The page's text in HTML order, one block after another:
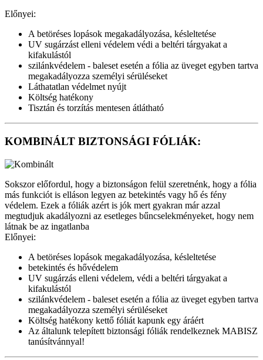
Előnyei:
A betöréses lopások megakadályozása, késleltetése
UV sugárzást elleni védelem védi a beltéri tárgyakat a
kifakulástól
szilánkvédelem - baleset esetén a fólia az üveget egyben tartva
megakadályozza személyi sérüléseket
Láthatatlan védelmet nyújt
Költség hatékony
Tisztán és torzítás mentesen átlátható
KOMBINÁLT BIZTONSÁGI FÓLIÁK:
Sokszor előfordul, hogy a biztonságon felül szeretnénk, hogy a fólia
más funkciót is elláson legyen az betekintés vagy hő és fény
védelem. Ezek a fóliák azért is jók mert gyakran már azzal
megtudjuk akadályozni az esetleges bűncselekményeket, hogy nem
látnak be az ingatlanba
Előnyei:
A betöréses lopások megakadályozása, késleltetése
betekintés és hővédelem
UV sugárzás elleni védelem, védi a beltéri tárgyakat a
kifakulástól
szilánkvédelem - baleset esetén a fólia az üveget egyben tartva
megakadályozza személyi sérüléseket
Költség hatékony kettő fóliát kapunk egy áráért
Az általunk telepített biztonsági fóliák rendelkeznek MABISZ
tanúsítvánnyal!